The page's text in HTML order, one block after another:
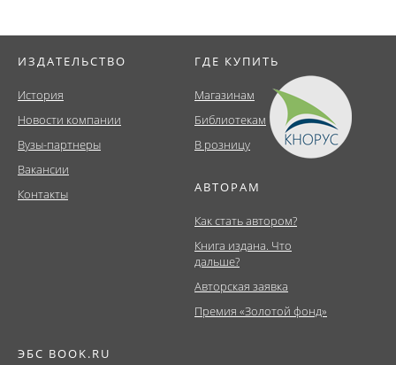
ИЗДАТЕЛЬСТВО
История
Новости компании
Вузы-партнеры
Вакансии
Контакты
ГДЕ КУПИТЬ
Магазинам
Библиотекам
В розницу
АВТОРАМ
Как стать автором?
Книга издана. Что
дальше?
Авторская заявка
Премия «Золотой фонд»
ЭБС BOOK.RU